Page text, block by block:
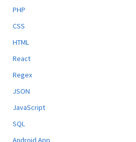
PHP
CSS
HTML
React
Regex
JSON
JavaScript
SQL
Android App